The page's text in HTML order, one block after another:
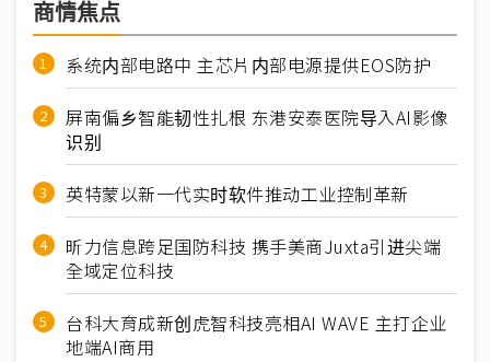
商情焦点
系统内部电路中 主芯片内部电源提供EOS防护
屏南偏乡智能韧性扎根 东港安泰医院导入AI影像
识别
英特蒙以新一代实时软件推动工业控制革新
昕力信息跨足国防科技 携手美商Juxta引进尖端
全域定位科技
台科大育成新创虎智科技亮相AI WAVE 主打企业
地端AI商用